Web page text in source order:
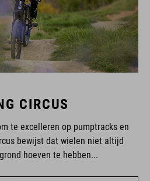
CIRCUS
te excelleren op pumptracks en
bewijst dat wielen niet altijd
hoeven te hebben...